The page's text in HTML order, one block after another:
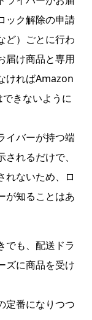
ック解除の申請
ど）ごとに行わ
届け商品と専用
ければAmazon
きないように
イバーが持つ端
れるだけで、
れないため、ロ
が知ることはあ
でも、配送ドラ
ズに商品を受け
定番になりつつ